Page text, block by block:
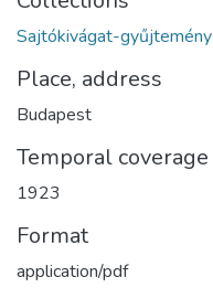
Sajtókivágat-gyűjtemény
Place, address
Budapest
Temporal coverage
1923
Format
application/pdf